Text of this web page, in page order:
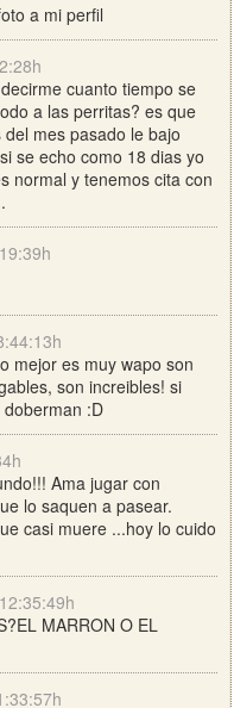
a mi perfil
cuanto tiempo se
a las perritas? es que
mes pasado le bajo
se echo como 18 dias yo
normal y tenemos cita con
mejor es muy wapo son
son increibles! si
:D
Ama jugar con
lo saquen a pasear.
casi muere ...hoy lo cuido
MARRON O EL